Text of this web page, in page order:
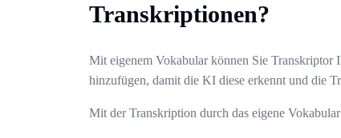
Transkriptionen?
Mit eigenem Vokabular können Sie Transkriptor
hinzufügen, damit die KI diese erkennt und die
Mit der Transkription durch das eigene